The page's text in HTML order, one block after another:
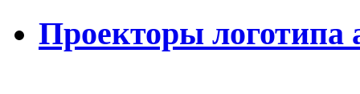
Проекторы логотипа